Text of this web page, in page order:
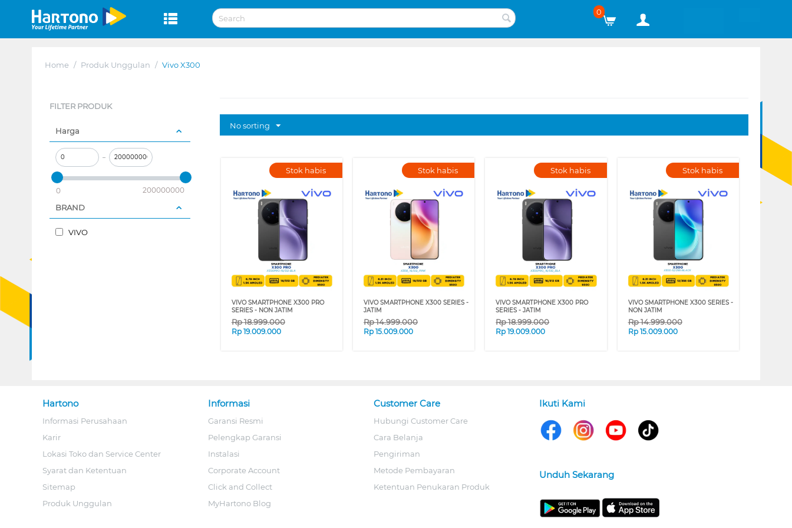
0
Home / Produk Unggulan / Vivo X300
FILTER PRODUK
Harga
–
0 200000000
BRAND
VIVO
No sorting
Stok habis
VIVO SMARTPHONE X300 PRO
SERIES - NON JATIM
Rp18.999.000
Rp 19.009.000
Stok habis
VIVO SMARTPHONE X300 SERIES -
JATIM
Rp14.999.000
Rp 15.009.000
Stok habis
VIVO SMARTPHONE X300 PRO
SERIES - JATIM
Rp18.999.000
Rp19.009.000
Stok habis
VIVO SMARTPHONE X300 SERIES -
NON JATIM
Rp14.999.000
Rp 15.009.000
Hartono
Informasi Perusahaan
Karir
Lokasi Toko dan Service Center
Syarat dan Ketentuan
Sitemap
Produk Unggulan
Informasi
Garansi Resmi
Pelengkap Garansi
Instalasi
Corporate Account
Click and Collect
MyHartono Blog
Customer Care
Hubungi Customer Care
Cara Belanja
Pengiriman
Metode Pembayaran
Ketentuan Penukaran Produk
Ikuti Kami
Unduh Sekarang